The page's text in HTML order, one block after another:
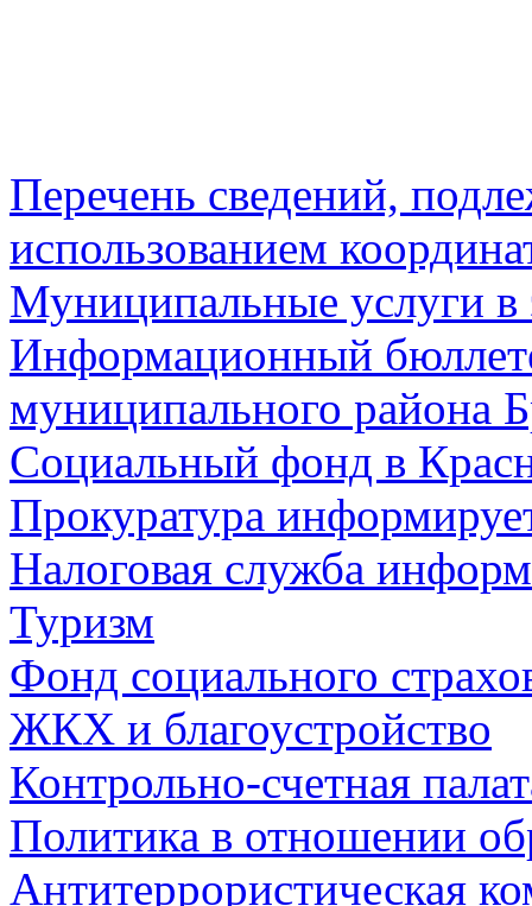
Перечень сведений,
использованием
Муниципальные услуги в
Информационный
муниципального района
Социальный фонд в
Прокуратура
Налоговая служба
Туризм
Фонд социального
ЖКХ и благоустройство
Контрольно-счетная
Политика в отношении
Антитеррористическая